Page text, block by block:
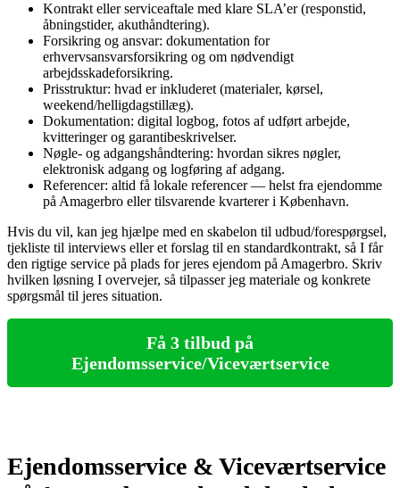
Kontrakt eller serviceaftale med klare SLA’er (responstid,
åbningstider, akuthåndtering).
Forsikring og ansvar: dokumentation for
erhvervsansvarsforsikring og om nødvendigt
arbejdsskadeforsikring.
Prisstruktur: hvad er inkluderet (materialer, kørsel,
weekend/helligdagstillæg).
Dokumentation: digital logbog, fotos af udført arbejde,
kvitteringer og garantibeskrivelser.
Nøgle- og adgangshåndtering: hvordan sikres nøgler,
elektronisk adgang og logføring af adgang.
Referencer: altid få lokale referencer — helst fra ejendomme
på Amagerbro eller tilsvarende kvarterer i København.
Hvis du vil, kan jeg hjælpe med en skabelon til udbud/forespørgsel,
tjekliste til interviews eller et forslag til en standardkontrakt, så I får
den rigtige service på plads for jeres ejendom på Amagerbro. Skriv
hvilken løsning I overvejer, så tilpasser jeg materiale og konkrete
spørgsmål til jeres situation.
Få 3 tilbud på
Ejendomsservice/Viceværtservice
Ejendomsservice & Viceværtservice